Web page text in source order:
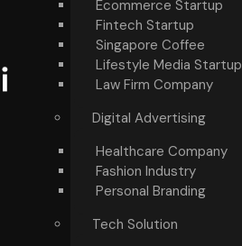
Ecommerce Startup
Fintech Startup
Singapore Coffee
Lifestyle Media Startup
Law Firm Company
Digital Advertising
Healthcare Company
Fashion Industry
Personal Branding
Tech Solution